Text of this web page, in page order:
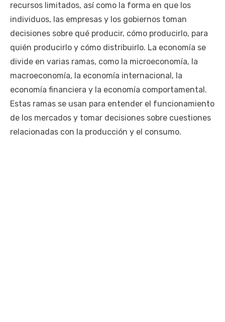
recursos limitados, así como la forma en que los
individuos, las empresas y los gobiernos toman
decisiones sobre qué producir, cómo producirlo, para
quién producirlo y cómo distribuirlo. La economía se
divide en varias ramas, como la microeconomía, la
macroeconomía, la economía internacional, la
economía financiera y la economía comportamental.
Estas ramas se usan para entender el funcionamiento
de los mercados y tomar decisiones sobre cuestiones
relacionadas con la producción y el consumo.